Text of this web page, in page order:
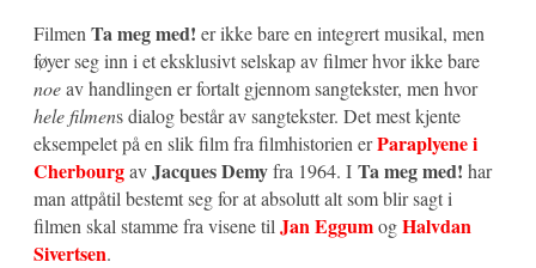
Filmen Ta meg med! er ikke bare en integrert musikal, men
føyer seg inn i et eksklusivt selskap av filmer hvor ikke bare
noeav handlingen er fortalt gjennom sangtekster, men hvor
hele filmens dialog består av sangtekster. Det mest kjente
eksempelet på en slik film fra filmhistorien erParaplyene i
CherbourgavJacques Demyfra 1964. I Ta meg med! har
man attpåtil bestemt seg for at absolutt alt som blir sagt i
filmen skal stamme fra visene til Jan EggumogHalvdan
Sivertsen.